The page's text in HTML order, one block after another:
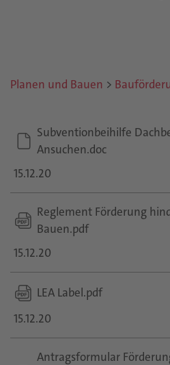
Planen und Bauen >
Subventionbeihilfe
Ansuchen.doc
15.12.20
Reglement Förderung
Bauen.pdf
15.12.20
LEA Label.pdf
15.12.20
Antragsformular